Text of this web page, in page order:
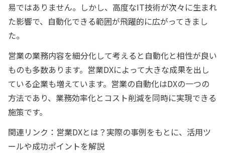
易ではありません。しかし、高度なIT技術が次々に生まれ
た影響で、自動化できる範囲が飛躍的に広がってきまし
た。
営業の業務内容を細分化して考えると自動化と相性が良い
ものも多数あります。営業DXによって大きな成果を出し
ている企業も増えています。営業の自動化はDXの一つの
方法であり、業務効率化とコスト削減を同時に実現できる
施策です。
関連リンク：営業DXとは？実際の事例をもとに、活用ツ
ールや成功ポイントを解説